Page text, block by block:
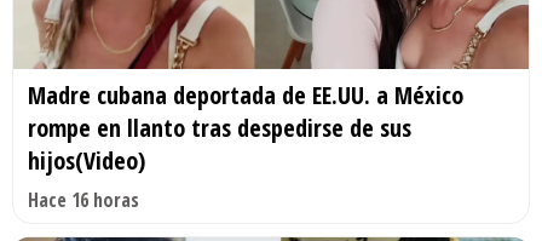
Madre cubana deportada de EE.UU. a México
rompe en llanto tras despedirse de sus
hijos(Video)
Hace 16 horas